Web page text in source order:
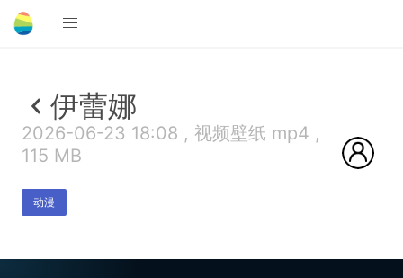
伊蕾娜
2026-06-23 18:08 , 视频壁纸 mp4 ,
115 MB
动漫